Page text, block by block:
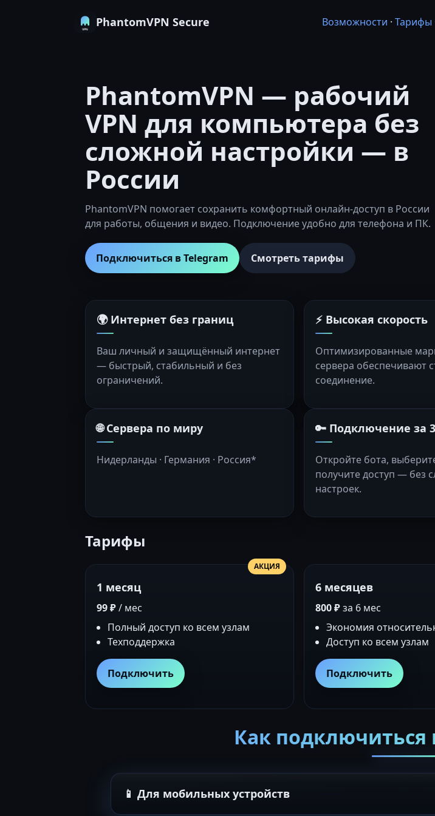
PhantomVPN Secure Возможности · Тарифы
PhantomVPN — рабочий
VPN для компьютера без
сложной настройки — в
России
PhantomVPN помогает сохранить комфортный онлайн-доступ в России
для работы, общения и видео. Подключение удобно для телефона и ПК.
Подключиться в Telegram Смотреть тарифы
🌍 Интернет без границ
Ваш личный и защищённый интернет
— быстрый, стабильный и без
ограничений.
⚡ Высокая скорость
Оптимизированные
сервера обеспечивают
соединение.
🌐 Сервера по миру
Нидерланды · Германия · Россия*
🔑 Подключение за
Откройте бота,
получите доступ — без
настроек.
Тарифы
АКЦИЯ
1 месяц
99 ₽/ мес
Полный доступ ко всем узлам
Техподдержка
Подключить
6 месяцев
800 ₽за 6 мес
Экономия
Доступ ко всем узлам
Подключить
Как подключиться
📱 Для мобильных устройств